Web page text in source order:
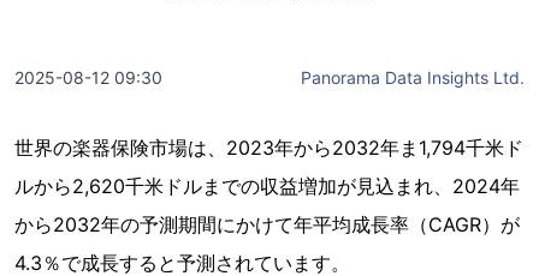
2025-08-12 09:30 Panorama Data Insights Ltd.
世界の楽器保険市場は、2023年から2032年ま1,794千米ド
ルから2,620千米ドルまでの収益増加が見込まれ、2024年
から2032年の予測期間にかけて年平均成長率（CAGR）が
4.3％で成長すると予測されています。